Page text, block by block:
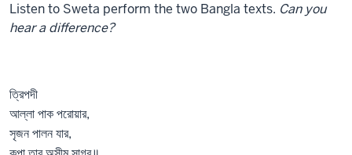
Listen to Sweta perform the two Bangla texts. Can you
hear a difference?
ত্রিপদী
আল্লা পাক পরোয়ার,
সৃজন পালন যার​,